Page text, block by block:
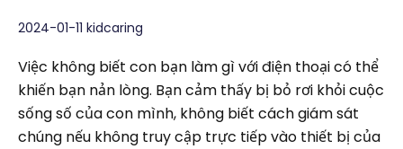
2024-01-11 kidcaring
Việc không biết con bạn làm gì với điện thoại có thể
khiến bạn nản lòng. Bạn cảm thấy bị bỏ rơi khỏi cuộc
sống số của con mình, không biết cách giám sát
chúng nếu không truy cập trực tiếp vào thiết bị của